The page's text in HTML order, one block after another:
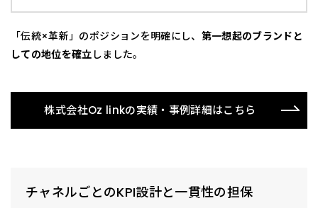
「伝統×革新」のポジションを明確にし、 第一想起のブランドと
しての地位を確立 しました。
株式会社Oz linkの実績・事例詳細はこちら
チャネルごとのKPI設計と一貫性の担保